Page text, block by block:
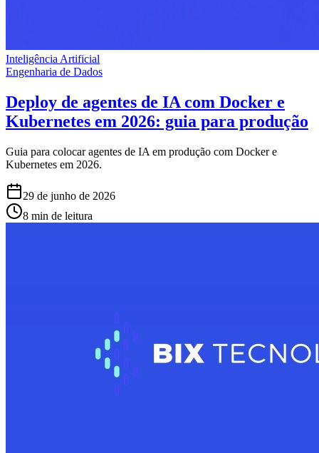
Inteligência Artificial
Engenharia de Dados
Deploy de agentes de IA com Docker e
Kubernetes em 2026: guia para produção
Guia para colocar agentes de IA em produção com Docker e
Kubernetes em 2026.
29 de junho de 2026
8 min de leitura